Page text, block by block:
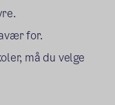
for.
må du velge